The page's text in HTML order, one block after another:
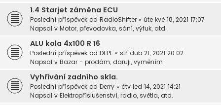
1.4 Starjet záměna ECU
Poslední příspěvek od RadioShifter « úte kvě 18, 2021 17:07
Napsal v Motor, převodovka, sání, výfuk, atd.
ALU kola 4x100 R 16
Poslední příspěvek od DEPE « stř dub 21, 2021 20:02
Napsal v Bazar - prodám, daruji, vyměním
Vyhřívání zadního skla.
Poslední příspěvek od Derry « čtv led 14, 2021 14:21
Napsal v Elektropříslušenství, radio, světla, atd.